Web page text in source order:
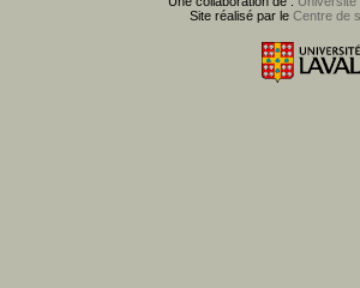
Site réalisé par le Centre de